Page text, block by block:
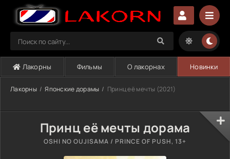
Лакорны Фильмы О лакорнах Новинки
Лакорны Японские дорамы Принц её мечты (2021)
Принц её мечты дорама
OSHI NO OUJISAMA / PRINCE OF PUSH, 13+